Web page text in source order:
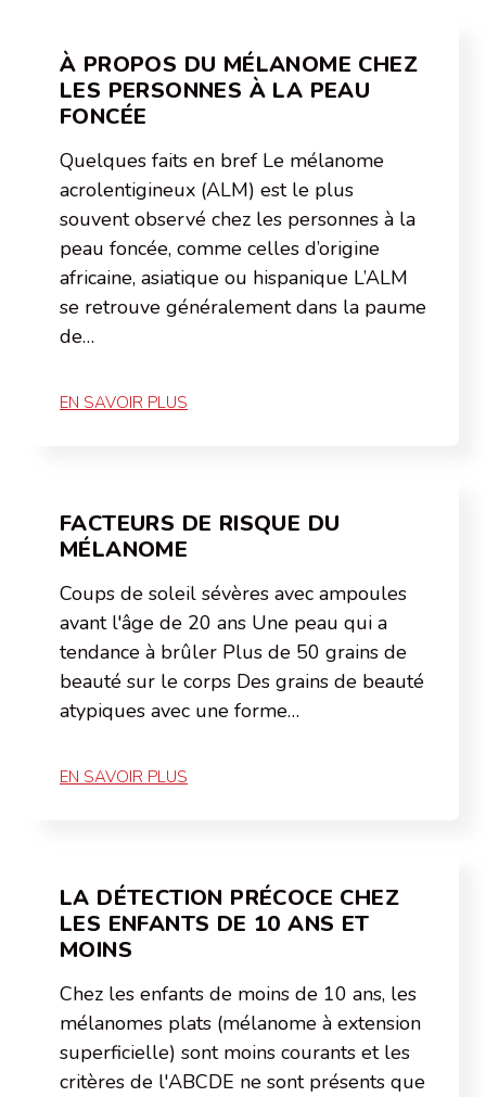
À PROPOS DU MÉLANOME CHEZ
LES PERSONNES À LA PEAU
FONCÉE
Quelques faits en bref Le mélanome
acrolentigineux (ALM) est le plus
souvent observé chez les personnes à la
peau foncée, comme celles d’origine
africaine, asiatique ou hispanique L’ALM
se retrouve généralement dans la paume
de…
EN SAVOIR PLUS
FACTEURS DE RISQUE DU
MÉLANOME
Coups de soleil sévères avec ampoules
avant l'âge de 20 ans Une peau qui a
tendance à brûler Plus de 50 grains de
beauté sur le corps Des grains de beauté
atypiques avec une forme…
EN SAVOIR PLUS
LA DÉTECTION PRÉCOCE CHEZ
LES ENFANTS DE 10 ANS ET
MOINS
Chez les enfants de moins de 10 ans, les
mélanomes plats (mélanome à extension
superficielle) sont moins courants et les
critères de l'ABCDE ne sont présents que